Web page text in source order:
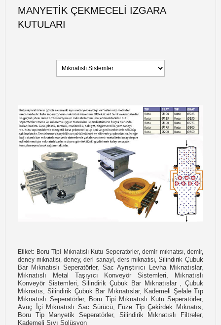
MANYETIK ÇEKMECELI IZGARA
KUTULARI
Etiket: Boru Tipi Mıknatıslı Kutu Seperatörler, demir mıknatısı, demir,
deney mıknatısı, deney, deri sanayi, ders mıknatısı, Silindirik Çubuk
Bar Mıknatıslı Seperatörler, Sac Ayrıştırıcı Levha Mıknatıslar,
Mıknatıslı Metal Taşıyıcı Konveyör Sistemleri, Mıknatıslı
Konveyör Sistemleri, Silindirik Çubuk Bar Mıknatıslar , Çubuk
Mıknatıs, Silindirik Çubuk Bar Mıknatıslar, Kademeli Şelale Tıp
Mıknatıslı Seperatörler, Boru Tipi Mıknatıslı Kutu Seperatörler,
Avuç İçi Mıknatıslı Sac Sürücü, Füze Tip Çekirdek Mıknatıs,
Boru Tip Manyetik Seperatörler, Silindirik Mıknatıslı Filtreler,
Kademeli Sıvı Solüsyon